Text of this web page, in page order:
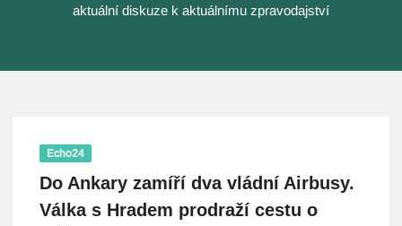
aktuální diskuze k aktuálnímu zpravodajství
Echo24
Do Ankary zamíří dva vládní Airbusy.
Válka s Hradem prodraží cestu o